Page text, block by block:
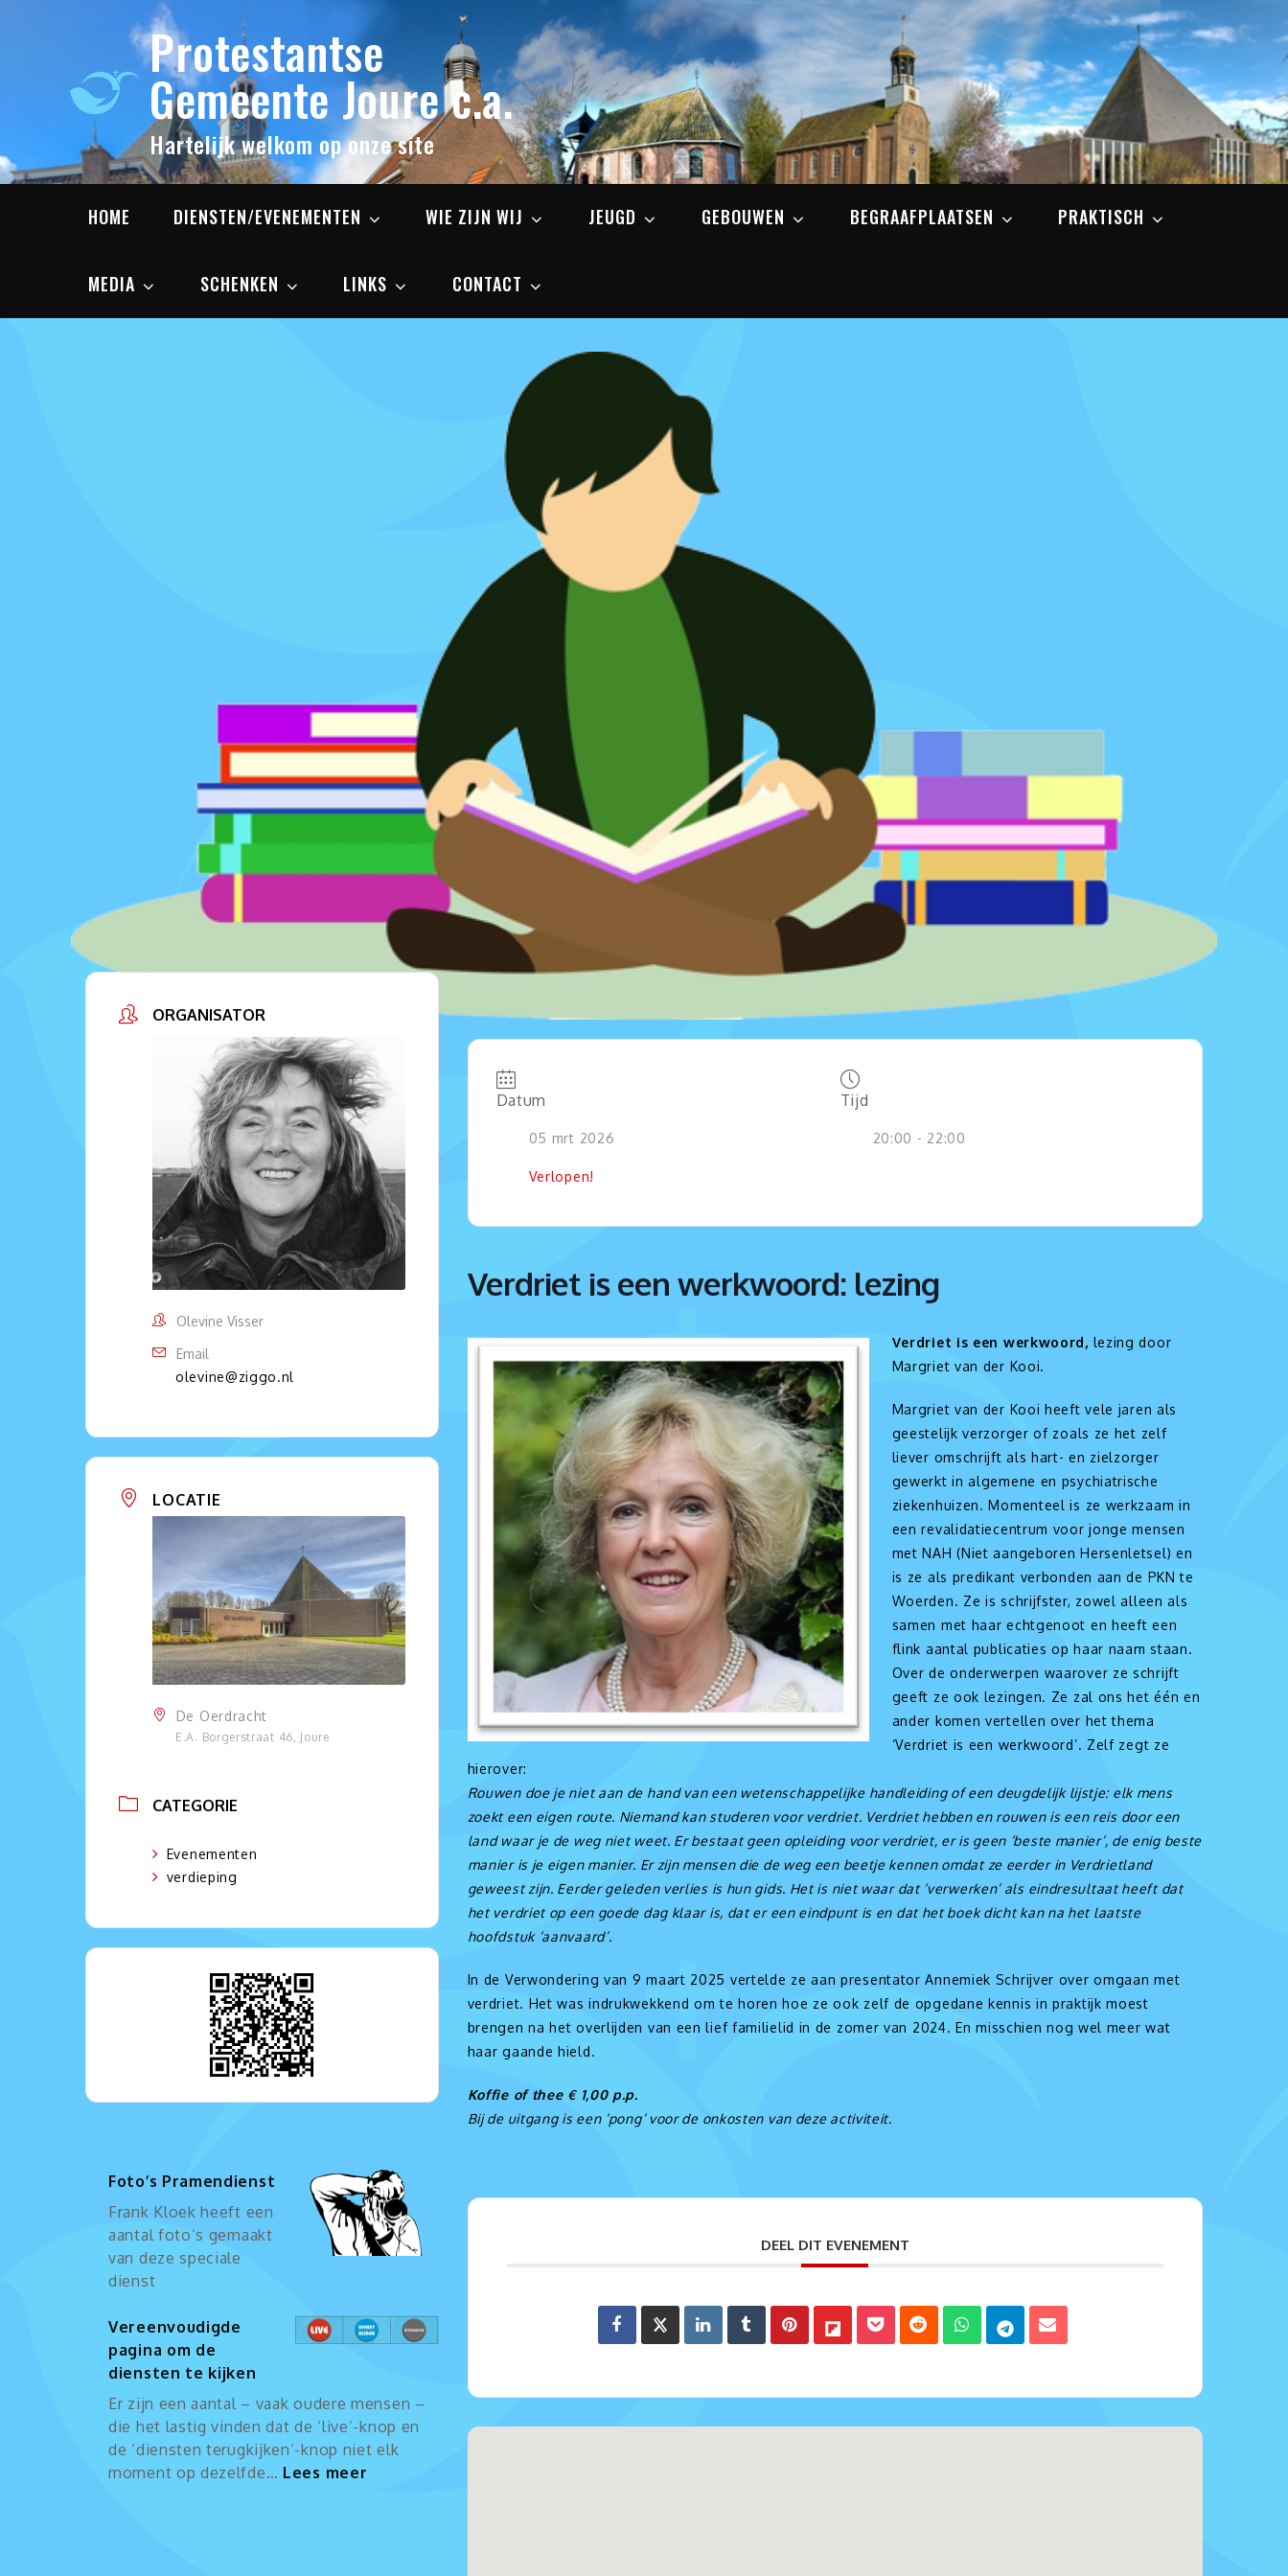
Protestantse
Gemeente Joure c.a.
Hartelijk welkom op onze site
HOME DIENSTEN/EVENEMENTEN WIE ZIJN WIJ JEUGD GEBOUWEN BEGRAAFPLAATSEN PRAKTISCH
MEDIA SCHENKEN LINKS CONTACT
ORGANISATOR
Olevine Visser
Email
olevine@ziggo.nl
LOCATIE
De Oerdracht
E.A. Borgerstraat 46, Joure
CATEGORIE
Evenementen
verdieping
Foto’s Pramendienst
Frank Kloek heeft een
aantal foto’s gemaakt
van deze speciale
dienst
Vereenvoudigde
pagina om de
diensten te kijken
Er zijn een aantal – vaak oudere mensen –
die het lastig vinden dat de ‘live’-knop en
de ‘diensten terugkijken’-knop niet elk
moment op dezelfde… Lees meer
Datum
05 mrt 2026
Verlopen!
Tijd
20:00 - 22:00
Verdriet is een werkwoord: lezing
Verdriet is een werkwoord, lezing door
Margriet van der Kooi.
Margriet van der Kooi heeft vele jaren als
geestelijk verzorger of zoals ze het zelf
liever omschrijft als hart- en zielzorger
gewerkt in algemene en psychiatrische
ziekenhuizen. Momenteel is ze werkzaam in
een revalidatiecentrum voor jonge mensen
met NAH (Niet aangeboren Hersenletsel) en
is ze als predikant verbonden aan de PKN te
Woerden. Ze is schrijfster, zowel alleen als
samen met haar echtgenoot en heeft een
flink aantal publicaties op haar naam staan.
Over de onderwerpen waarover ze schrijft
geeft ze ook lezingen. Ze zal ons het één en
ander komen vertellen over het thema
‘Verdriet is een werkwoord’. Zelf zegt ze
hierover:
Rouwen doe je niet aan de hand van een wetenschappelijke handleiding of een deugdelijk lijstje: elk mens
zoekt een eigen route. Niemand kan studeren voor verdriet. Verdriet hebben en rouwen is een reis door een
land waar je de weg niet weet. Er bestaat geen opleiding voor verdriet, er is geen ‘beste manier’, de enig beste
manier is je eigen manier. Er zijn mensen die de weg een beetje kennen omdat ze eerder in Verdrietland
geweest zijn. Eerder geleden verlies is hun gids. Het is niet waar dat ‘verwerken’ als eindresultaat heeft dat
het verdriet op een goede dag klaar is, dat er een eindpunt is en dat het boek dicht kan na het laatste
hoofdstuk ‘aanvaard’.
In de Verwondering van 9 maart 2025 vertelde ze aan presentator Annemiek Schrijver over omgaan met
verdriet. Het was indrukwekkend om te horen hoe ze ook zelf de opgedane kennis in praktijk moest
brengen na het overlijden van een lief familielid in de zomer van 2024. En misschien nog wel meer wat
haar gaande hield.
Koffie of thee € 1,00 p.p.
Bij de uitgang is een ‘pong’ voor de onkosten van deze activiteit.
DEEL DIT EVENEMENT